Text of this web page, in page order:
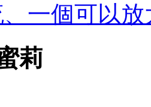
一個可以放
莉